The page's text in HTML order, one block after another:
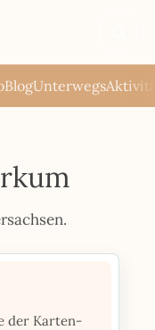
BlogUnterwegs
der Karten-